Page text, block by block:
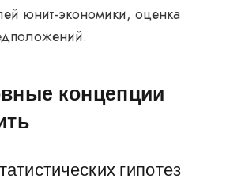
юнит-экономики, оценка
концепции
гипотез